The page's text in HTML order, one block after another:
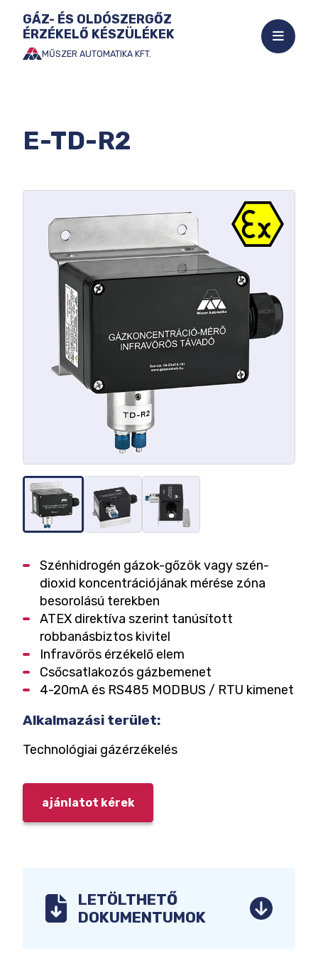
Ugrás
GÁZ- ÉS OLDÓSZERGŐZ
ÉRZÉKELŐ KÉSZÜLÉKEK
MŰSZER AUTOMATIKA KFT.
Mobil
menü
E-TD-R2
Szénhidrogén gázok-gőzök vagy szén-
dioxid koncentrációjának mérése zóna
besorolású terekben
ATEX direktíva szerint tanúsított
robbanásbiztos kivitel
Infravörös érzékelő elem
Csőcsatlakozós gázbemenet
4-20mA és RS485 MODBUS / RTU kimenet
Alkalmazási terület:
Technológiai gázérzékelés
ajánlatot kérek
LETÖLTHETŐ
DOKUMENTUMOK